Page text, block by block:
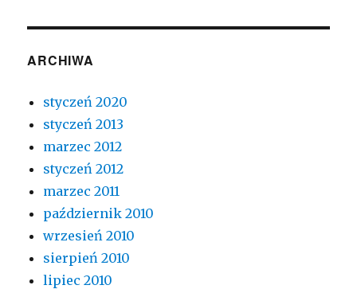
ARCHIWA
styczeń 2020
styczeń 2013
marzec 2012
styczeń 2012
marzec 2011
październik 2010
wrzesień 2010
sierpień 2010
lipiec 2010